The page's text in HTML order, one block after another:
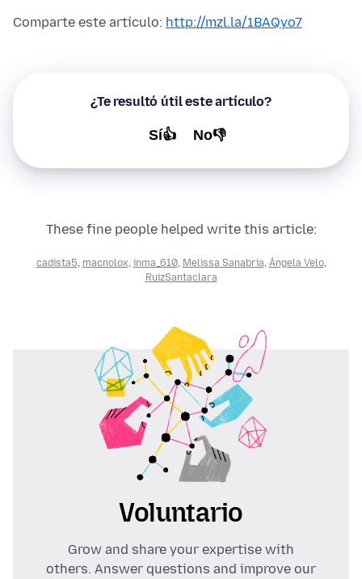
Comparte este artículo: http://mzl.la/1BAQyo7
¿Te resultó útil este artículo?
Sí👍 No👎
These fine people helped write this article:
cadista5 macnolox inma_610, Melissa Sanabria Ángela Velo,
RuizSantaclara
Voluntario
Grow and share your expertise with
others. Answer questions and improve our